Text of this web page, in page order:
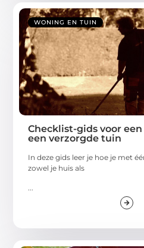
WONING EN TUIN
Checklist-gids voor
een verzorgde tuin
In deze gids leer je hoe je met
zowel je huis als